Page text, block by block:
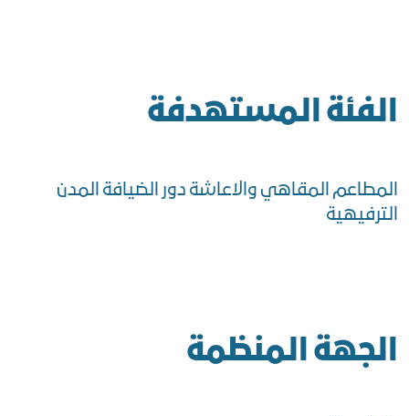
الفئة المستهدفة
المطاعم المقاهي والاعاشة دور الضيافة المدن
الترفيهية
الجهة المنظمة